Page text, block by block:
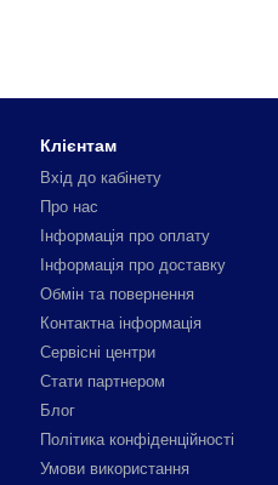
Клієнтам
Вхід до кабінету
Про нас
Інформація про оплату
Інформація про доставку
Обмін та повернення
Контактна інформація
Сервісні центри
Стати партнером
Блог
Політика конфіденційності
Умови використання